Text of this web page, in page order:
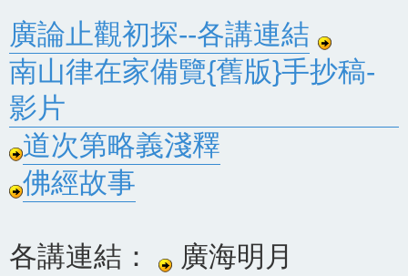
廣論止觀初探--各講連結
南山律在家備覽{舊版}手抄稿-
影片
道次第略義淺釋
佛經故事
各講連結：
廣海明月